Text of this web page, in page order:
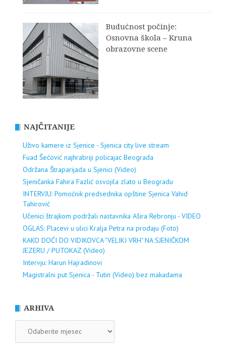
Budućnost počinje:
Osnovna škola – Kruna
obrazovne scene
NAJČITANIJE
Uživo kamere iz Sjenice - Sjenica city live stream
Fuad Šećović najhrabriji policajac Beograda
Održana Štraparijada u Sjenici (Video)
Sjeničanka Fahira Fazlić osvojila zlato u Beogradu
INTERVJU: Pomoćnik predsednika opštine Sjenica Vahid
Tahirović
Učenici štrajkom podržali nastavnika Ašira Rebronju - VIDEO
OGLAS: Placevi u ulici Kralja Petra na prodaju (Foto)
KAKO DOĆI DO VIDIKOVCA "VELIKI VRH" NA SJENIČKOM
JEZERU / PUTOKAZ (Video)
Intervju: Harun Hajradinovi
Magistralni put Sjenica - Tutin (Video) bez makadama
ARHIVA